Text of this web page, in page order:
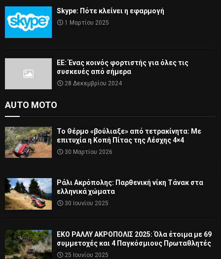
Skype: Πότε κλείνει η εφαρμογή
1 Μαρτίου 2025
ΕΕ: Ένας κοινός φορτιστής για όλες τις
συσκευές από σήμερα
28 Δεκεμβρίου 2024
AUTO MOTO
Το Θέρμο «βούλιαξε» από τετρακίνητα: Με
επιτυχία η Κοπή Πίτας της Λέσχης 4×4
30 Μαρτίου 2026
Ράλι Ακρόπολης: Παρθενική νίκη Τάνακ στα
ελληνικά χώματα
30 Ιουνίου 2025
ΕΚΟ ΡΑΛΛΥ ΑΚΡΟΠΟΛΙΣ 2025: Όλα έτοιμα με 69
συμμετοχές και 4 Παγκόσμιους Πρωταθλητές
25 Ιουνίου 2025